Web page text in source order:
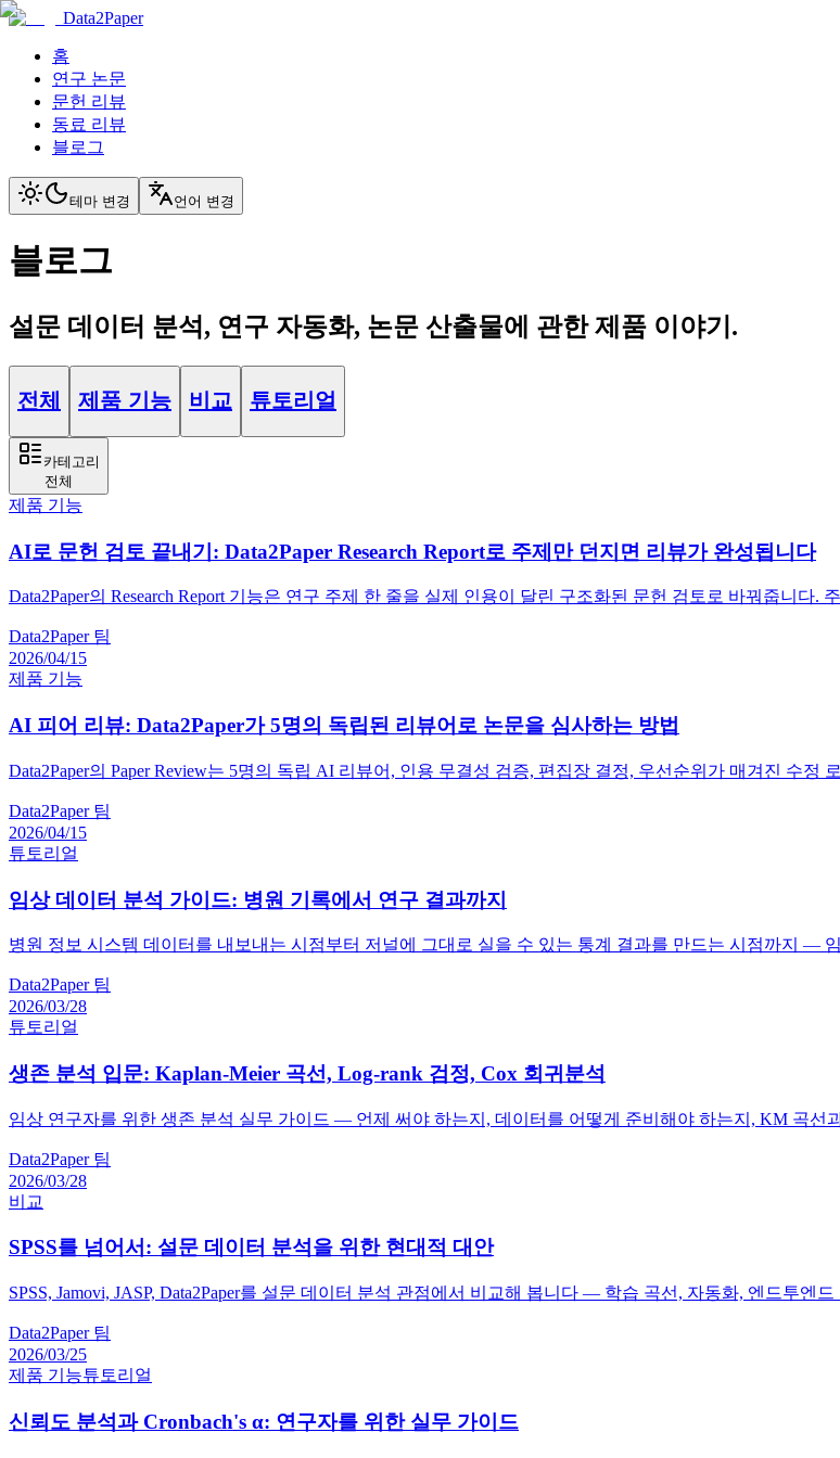
Data2Paper
홈
연구 논문
문헌 리뷰
동료 리뷰
블로그
테마 변경 언어 변경
블로그
설문 데이터 분석, 연구 자동화, 논문 산출물에 관한 제품 이야기.
전체 제품 기능 비교 튜토리얼
카테고리
전체
제품 기능
AI로 문헌 검토 끝내기: Data2Paper Research Report로 주제만 던지면 리뷰가 완성됩니다
Data2Paper의 Research Report 기능은 연구 주제 한 줄을 실제 인용이 달린 구조화된 문헌 검토로 바꿔줍니다.
Data2Paper 팀
2026/04/15
제품 기능
AI 피어 리뷰: Data2Paper가 5명의 독립된 리뷰어로 논문을 심사하는 방법
Data2Paper의 Paper Review는 5명의 독립 AI 리뷰어, 인용 무결성 검증, 편집장 결정, 우선순위가 매겨진 수
Data2Paper 팀
2026/04/15
튜토리얼
임상 데이터 분석 가이드: 병원 기록에서 연구 결과까지
병원 정보 시스템 데이터를 내보내는 시점부터 저널에 그대로 실을 수 있는 통계 결과를 만드는 시점까지 —
Data2Paper 팀
2026/03/28
튜토리얼
생존 분석 입문: Kaplan-Meier 곡선, Log-rank 검정, Cox 회귀분석
임상 연구자를 위한 생존 분석 실무 가이드 — 언제 써야 하는지, 데이터를 어떻게 준비해야 하는지, KM 곡선
Data2Paper 팀
2026/03/28
비교
SPSS를 넘어서: 설문 데이터 분석을 위한 현대적 대안
SPSS, Jamovi, JASP, Data2Paper를 설문 데이터 분석 관점에서 비교해 봅니다 — 학습 곡선, 자동화, 엔드투엔
Data2Paper 팀
2026/03/25
제품 기능튜토리얼
신뢰도 분석과 Cronbach's α: 연구자를 위한 실무 가이드